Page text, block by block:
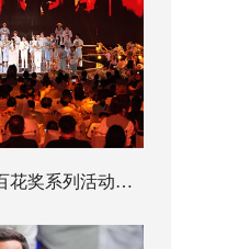
第38届大众电影百花奖系列活动开幕